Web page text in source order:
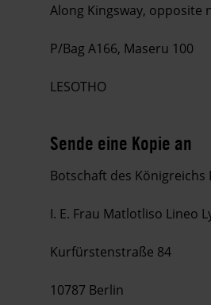
Along Kingsway, opposite
P/Bag A166, Maseru 100
LESOTHO
Sende eine Kopie an
Botschaft des Königreichs
I. E. Frau Matlotliso Lineo
Kurfürstenstraße 84
10787 Berlin